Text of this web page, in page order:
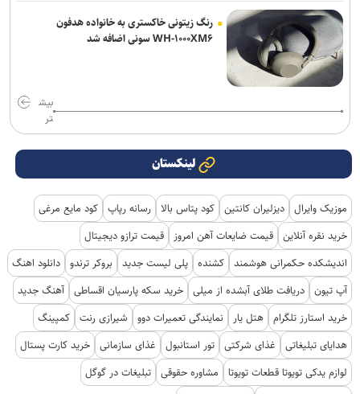
رنگ زیتونی خاکستری به خانواده هدفون
WH-۱۰۰۰XM۶ سونی اضافه شد
بیش
تر
لینکستان
موزیک وایرال دیزلیران کانتین کود پتاس بالا رسانه رپاپ کود مایع مرغی
خرید نقره آنلاین قیمت ضایعات آهن امروز
قیمت ترازو دیجیتال
اندیشکده حکمرانی هوشمند کشنده پلی لیست جدید بروکر ترندو دانلود اهنگ
آپ تیون دریافت طلای آبشده از میلی خرید سکه پارسیان اقساطی آهنگ جدید
خرید استارز تلگرام هتل یار نمایندگی تعمیرات دوو شیرازی رنت کمپینگ
هدایای تبلیغاتی
غذای شرکتی تور استانبول غذای سازمانی خرید کارت پستال
لوازم یدکی تویوتا قطعات تویوتا
مشاوره حقوقی تبلیغات در گوگل